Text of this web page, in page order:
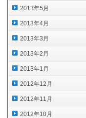
2013年5月
2013年4月
2013年3月
2013年2月
2013年1月
2012年12月
2012年11月
2012年10月